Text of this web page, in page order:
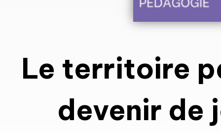
Le territoire
devenir de